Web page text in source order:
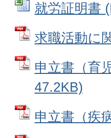
就労証明書
求職活動に
申立書（育
47.2KB)
申立書（疾